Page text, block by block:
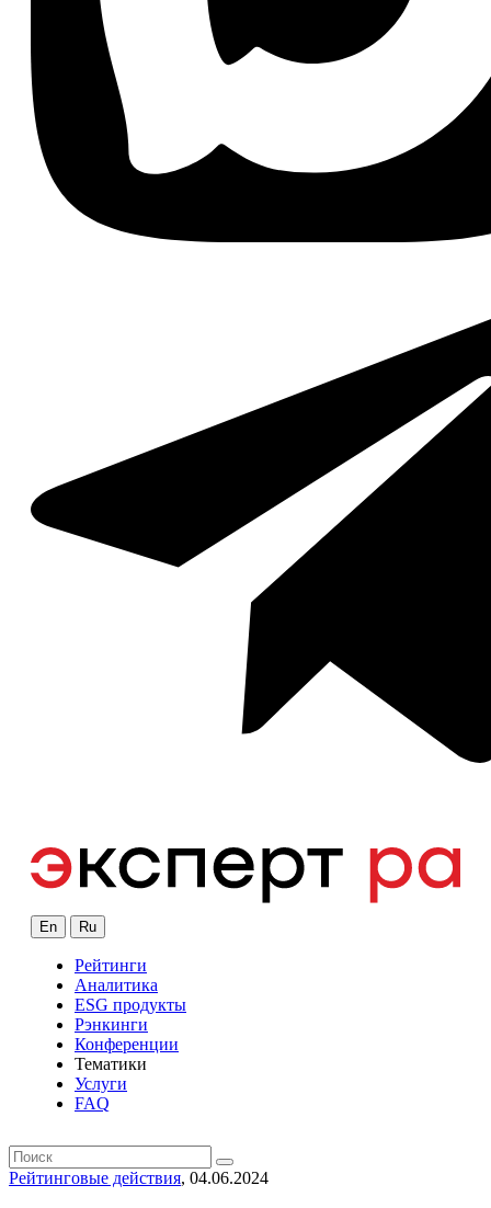
En Ru
Рейтинги
Аналитика
ESG продукты
Рэнкинги
Конференции
Тематики
Услуги
FAQ
Рейтинговые действия, 04.06.2024